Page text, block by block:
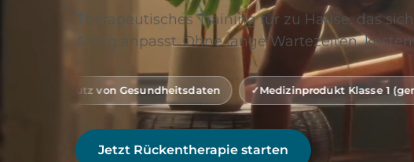
Therapeutisches Training für zu Hause, das
Alltag anpasst. Ohne lange Wartezeiten,
Gesundheitsdaten Medizinprodukt Klasse 1 (gemäß MDR)
Jetzt Rückentherapie starten